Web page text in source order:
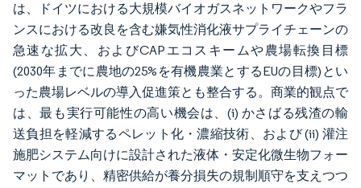
は、ドイツにおける大規模バイオガスネットワークやフラ
ンスにおける改良を含む嫌気性消化液サプライチェーンの
急速な拡大、およびCAPエコスキームや農場転換目標
(2030年までに農地の25%を有機農業とするEUの目標)とい
った農場レベルの導入促進策とも整合する。商業的観点で
は、最も実行可能性の高い機会は、(i) かさばる残渣の輸
送負担を軽減するペレット化・濃縮技術、および (ii) 灌注
施肥システム向けに設計された液体・安定化微生物フォー
マットであり、精密供給が養分損失の規制順守を支えつつ